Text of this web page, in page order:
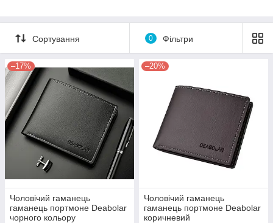
Сортування 0 Фільтри
–17%
Чоловічий гаманець
гаманець портмоне Deabolar
чорного кольору
–20%
Чоловічий гаманець
гаманець портмоне Deabolar
коричневий